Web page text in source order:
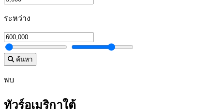
ระหว่าง
ค้นหา
พบ
ทัวร์อเมริกาใต้